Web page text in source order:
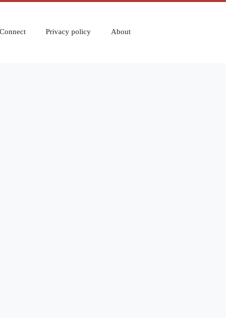
Connect Privacy policy About